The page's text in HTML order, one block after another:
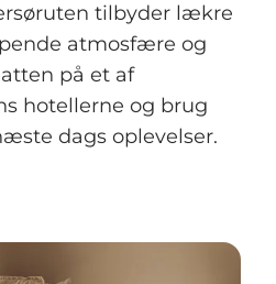
tilbyder lækre
atmosfære og
på et af
hotellerne og brug
dags oplevelser.